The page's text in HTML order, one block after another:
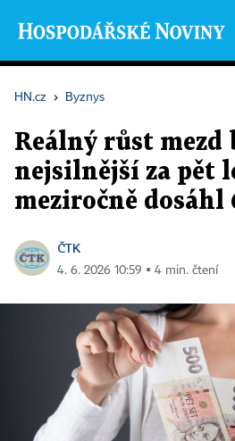
HN.cz › Byznys
Reálný růst mezd
nejsilnější za pět
meziročně dosáhl
ČTK
4. 6. 2026 10:59 ▪ 4 min. čtení